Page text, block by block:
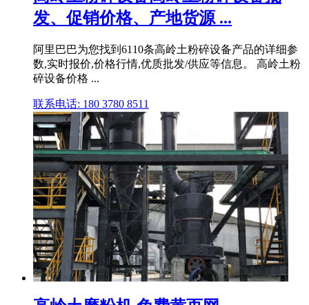
发、促销价格、产地货源 ...
阿里巴巴为您找到6110条高岭土粉碎设备产品的详细参
数,实时报价,价格行情,优质批发/供应等信息。 高岭土粉
碎设备价格 ...
联系电话: 180 3780 8511